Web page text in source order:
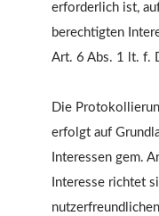
erforderlich ist,
berechtigten
Art. 6 Abs. 1 lt. f.
Die
erfolgt auf
Interessen gem.
Interesse richtet